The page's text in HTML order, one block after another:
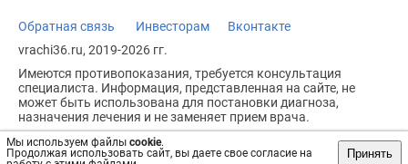
Мы используем файлы cookie.
Продолжая использовать сайт, вы даете свое согласие на
Принять
Обратная связь Инвесторам
Вконтакте
vrachi36.ru, 2019-2026 гг.
Имеются противопоказания, требуется консультация
специалиста. Информация, представленная на сайте, не
может быть использована для постановки диагноза,
назначения лечения и не заменяет прием врача.
Возрастное ограничение: 18+